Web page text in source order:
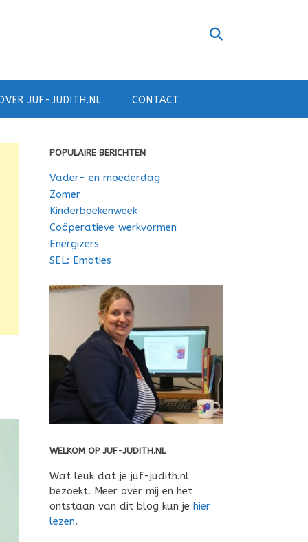
JUF-JUDITH.NL CONTACT
POPULAIRE BERICHTEN
Vader- en moederdag
Zomer
Kinderboekenweek
Coöperatieve werkvormen
Energizers
SEL: Emoties
WELKOM OP JUF-JUDITH.NL
Wat leuk dat je juf-judith.nl
bezoekt. Meer over mij en het
ontstaan van dit blog kun je hier
lezen.